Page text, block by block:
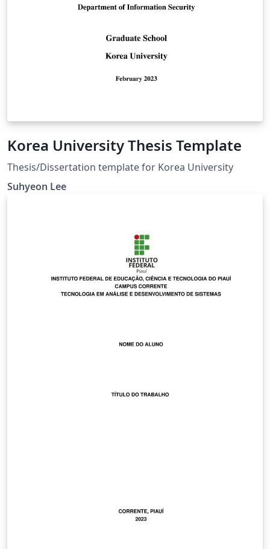
Korea University Thesis Template
Thesis/Dissertation template for Korea University
Suhyeon Lee